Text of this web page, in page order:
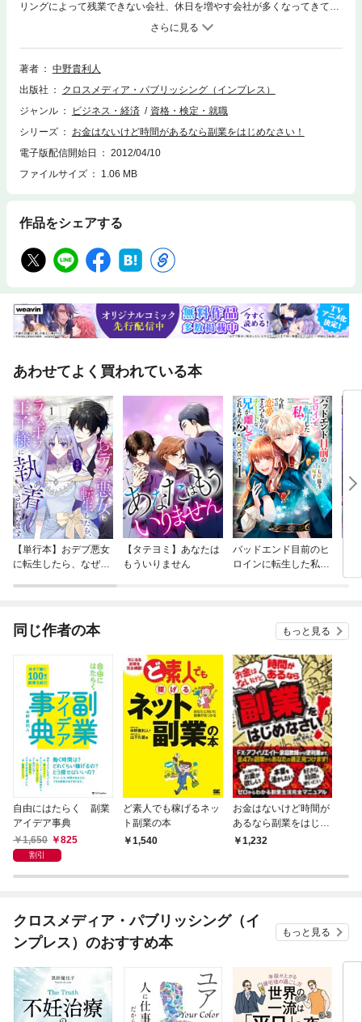
リングによって残業できない会社、休日を増やす会社が多くなってきてい
ます。本書では、そうした「お金はないけど時間はある」人たちが副業を
はじめるにあたって知っておきたいノウハウを述べ、また、類書にありが
ちなアフィリエイトやドロップシッピングだけでなく、“頭を使った副
業”や“体を使って稼ぐ副業”など、さまざまな種類・形態の副業を紹介して
著者
中野貴利人
出版社
クロスメディア・パブリッシング（インプレス）
ジャンル
ビジネス・経済
資格・検定・就職
シリーズ
お金はないけど時間があるなら副業をはじめなさい！
電子版配信開始日
2012/04/10
ファイルサイズ
1.06 MB
作品をシェアする
あわせてよく買われている本
【単行本】おデブ悪女
に転生したら、なぜか
【タテヨミ】あなたは
もういりません
バッドエンド目前のヒ
ロインに転生した私、
同じ作者の本 もっと見る
自由にはたらく 副業
アイデア事典
1,650
825
割引
ど素人でも稼げるネッ
ト副業の本
1,540
お金はないけど時間が
あるなら副業をはじめ
なさい！
1,232
クロスメディア・パブリッシング（イ
ンプレス）のおすすめ本
もっと見る